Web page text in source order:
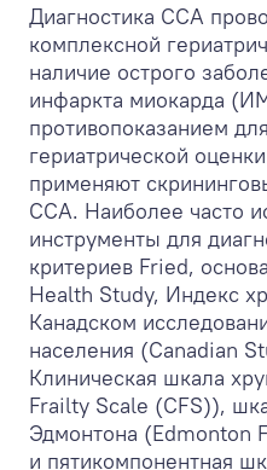
Диагностика ССА
комплексной
наличие острого
инфаркта миокарда
противопоказанием
гериатрической
применяют
ССА. Наиболее часто
инструменты для
критериев Fried,
Health Study, Индекс
Канадском
населения (Canadian
Клиническая шкала
Frailty Scale (CFS)),
Эдмонтона (Edmonton
и пятикомпонентная